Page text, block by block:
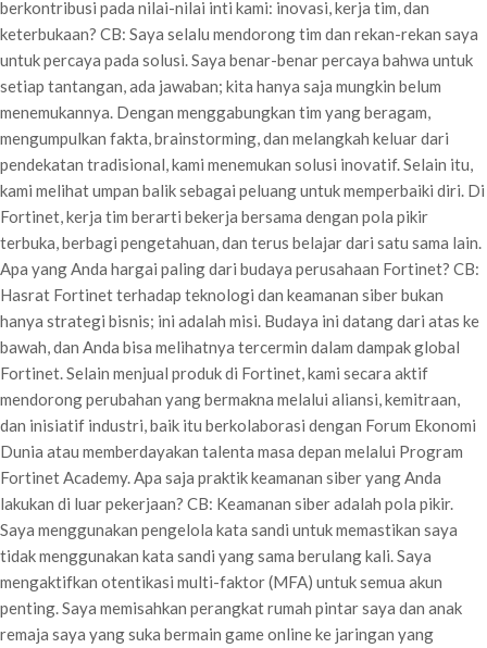
berkontribusi pada nilai-nilai inti kami: inovasi, kerja tim, dan
keterbukaan? CB: Saya selalu mendorong tim dan rekan-rekan saya
untuk percaya pada solusi. Saya benar-benar percaya bahwa untuk
setiap tantangan, ada jawaban; kita hanya saja mungkin belum
menemukannya. Dengan menggabungkan tim yang beragam,
mengumpulkan fakta, brainstorming, dan melangkah keluar dari
pendekatan tradisional, kami menemukan solusi inovatif. Selain itu,
kami melihat umpan balik sebagai peluang untuk memperbaiki diri. Di
Fortinet, kerja tim berarti bekerja bersama dengan pola pikir
terbuka, berbagi pengetahuan, dan terus belajar dari satu sama lain.
Apa yang Anda hargai paling dari budaya perusahaan Fortinet? CB:
Hasrat Fortinet terhadap teknologi dan keamanan siber bukan
hanya strategi bisnis; ini adalah misi. Budaya ini datang dari atas ke
bawah, dan Anda bisa melihatnya tercermin dalam dampak global
Fortinet. Selain menjual produk di Fortinet, kami secara aktif
mendorong perubahan yang bermakna melalui aliansi, kemitraan,
dan inisiatif industri, baik itu berkolaborasi dengan Forum Ekonomi
Dunia atau memberdayakan talenta masa depan melalui Program
Fortinet Academy. Apa saja praktik keamanan siber yang Anda
lakukan di luar pekerjaan? CB: Keamanan siber adalah pola pikir.
Saya menggunakan pengelola kata sandi untuk memastikan saya
tidak menggunakan kata sandi yang sama berulang kali. Saya
mengaktifkan otentikasi multi-faktor (MFA) untuk semua akun
penting. Saya memisahkan perangkat rumah pintar saya dan anak
remaja saya yang suka bermain game online ke jaringan yang